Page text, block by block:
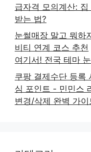
급자격 모의계산:
받는 법?
눈썰매장 말고 뭐하
비티 연계 코스 추천
여기서! 전국 테마
쿠팡 결제수단 등록
심 포인트 - 민민스
변경/삭제 완벽 가